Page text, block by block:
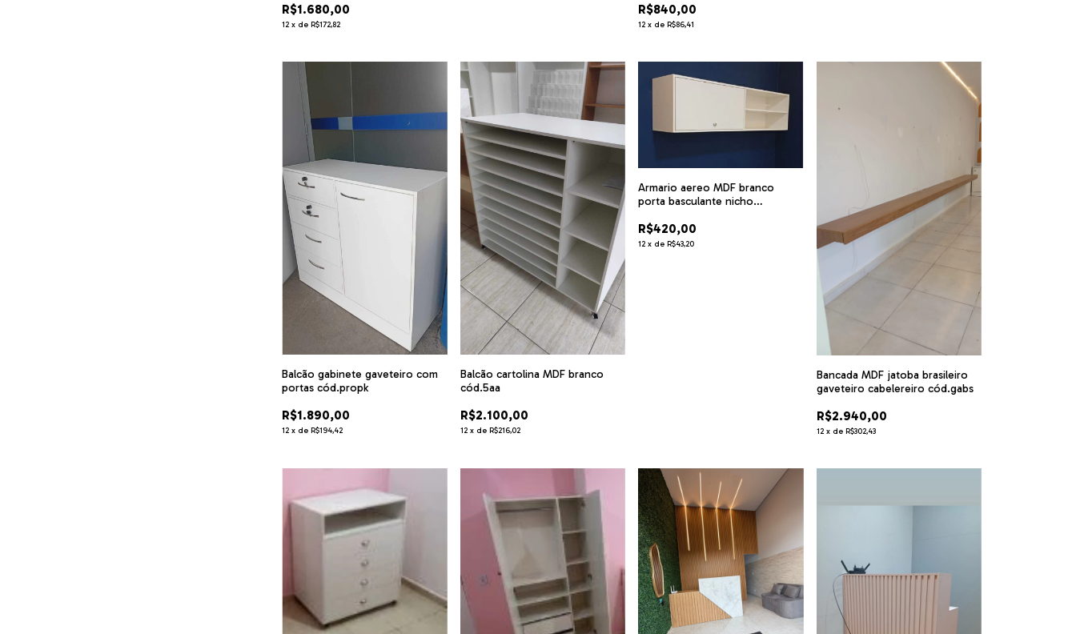
R$1.680,00
12 x deR$172,82
R$840,00
12 x deR$86,41
Balcão gabinete gaveteiro com
portas cód.propk
R$1.890,00
12 x deR$194,42
Balcão cartolina MDF branco
cód.5aa
R$2.100,00
12 x de R$216,02
Armario aereo MDF branco
porta basculante nicho
R$420,00
12 x deR$43,20
Bancada MDF jatoba brasileiro
gaveteiro cabelereiro cód.gabs
R$2.940,00
12 x de R$302,43